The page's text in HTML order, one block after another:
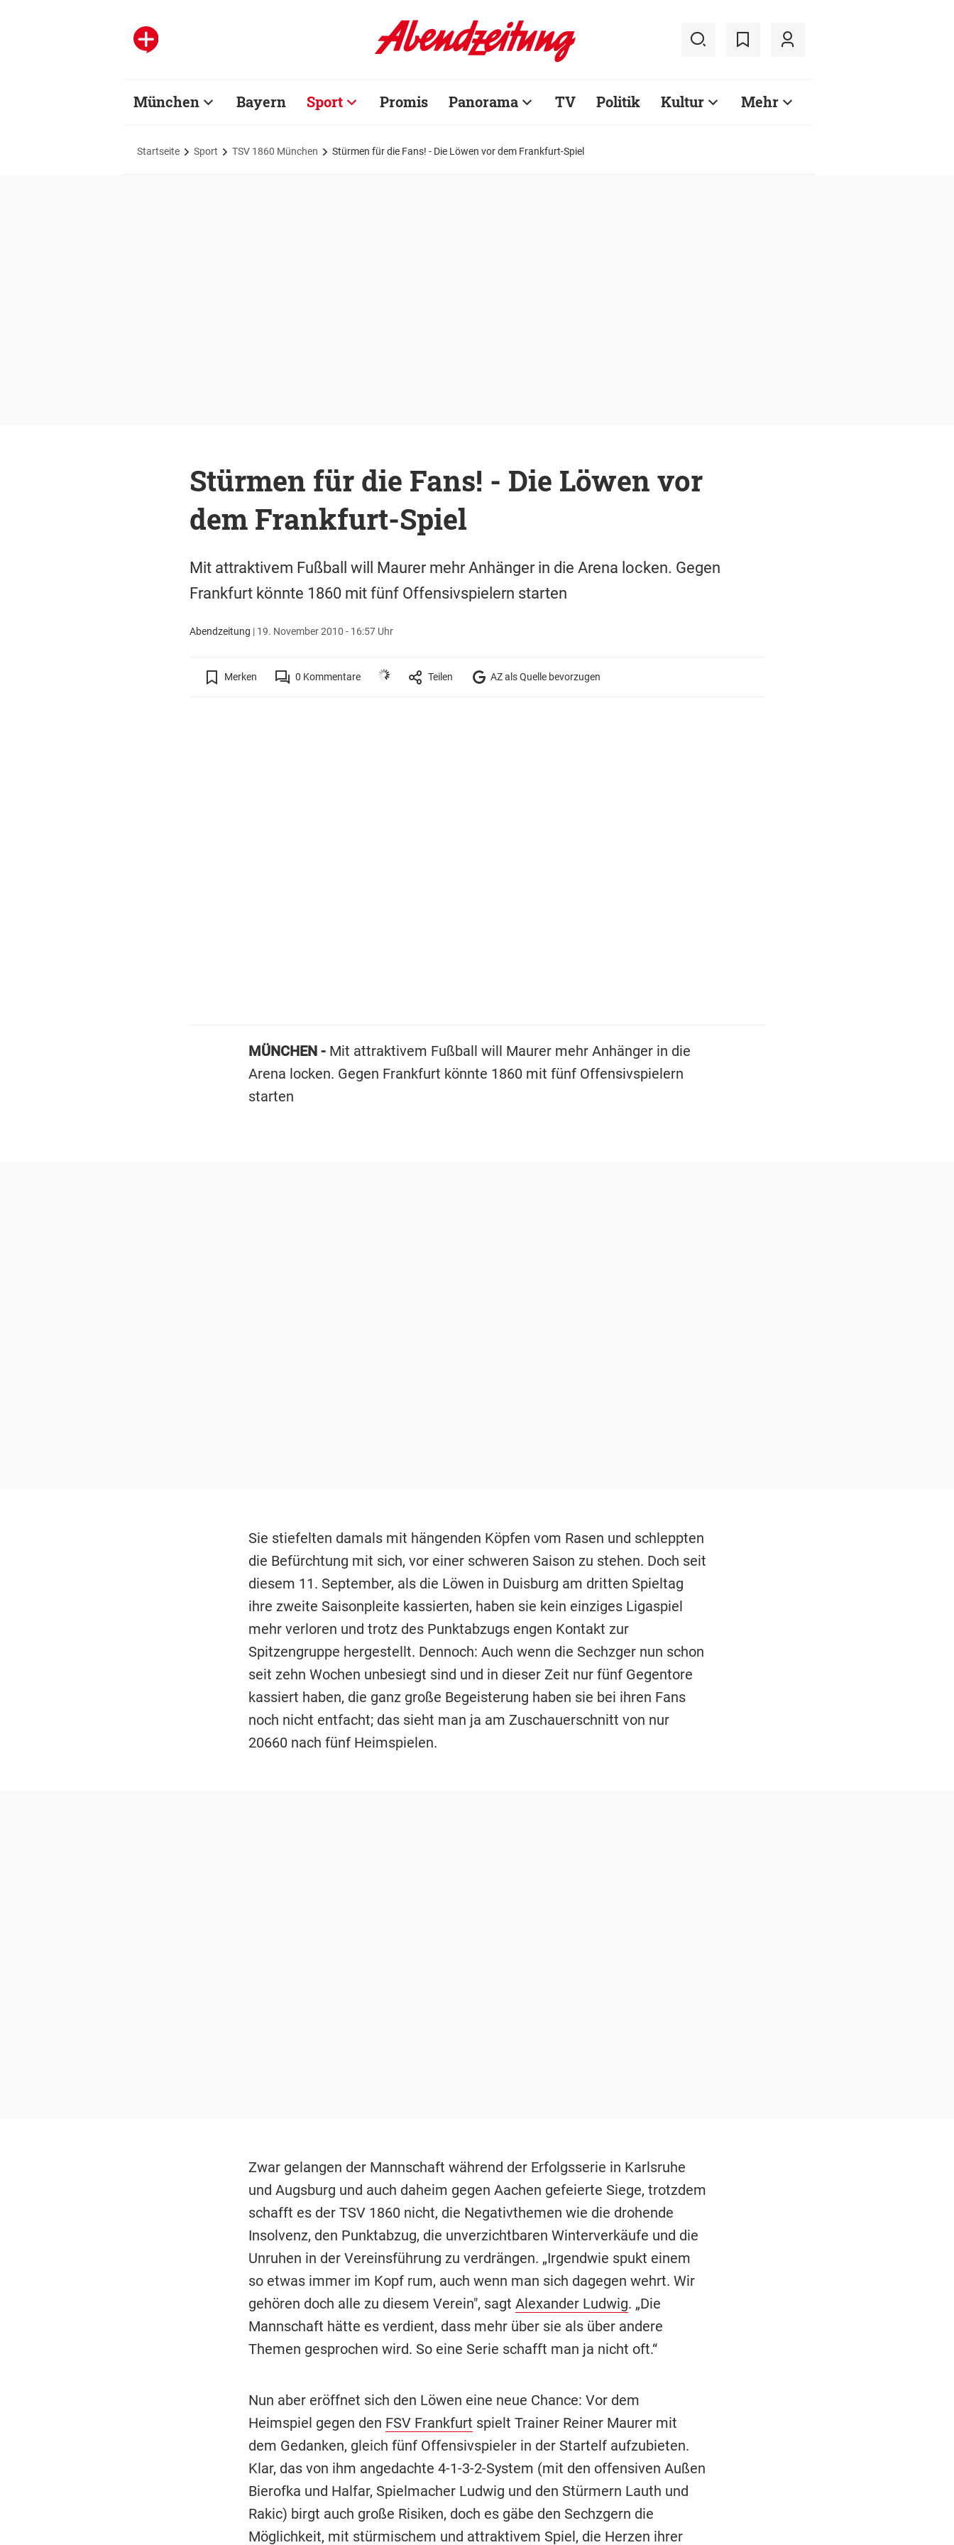
München Bayern Sport Promis Panorama TV Politik Kultur Mehr
Startseite Sport TSV 1860 München Stürmen für die Fans! - Die Löwen vor dem Frankfurt-Spiel
Stürmen für die Fans! - Die Löwen vor
dem Frankfurt-Spiel
Mit attraktivem Fußball will Maurer mehr Anhänger in die Arena locken. Gegen
Frankfurt könnte 1860 mit fünf Offensivspielern starten
Abendzeitung | 19. November 2010 - 16:57 Uhr
Merken 0 Kommentare Teilen AZ als Quelle bevorzugen
MÜNCHEN - Mit attraktivem Fußball will Maurer mehr Anhänger in die
Arena locken. Gegen Frankfurt könnte 1860 mit fünf Offensivspielern
starten
Sie stiefelten damals mit hängenden Köpfen vom Rasen und schleppten
die Befürchtung mit sich, vor einer schweren Saison zu stehen. Doch seit
diesem 11. September, als die Löwen in Duisburg am dritten Spieltag
ihre zweite Saisonpleite kassierten, haben sie kein einziges Ligaspiel
mehr verloren und trotz des Punktabzugs engen Kontakt zur
Spitzengruppe hergestellt. Dennoch: Auch wenn die Sechzger nun schon
seit zehn Wochen unbesiegt sind und in dieser Zeit nur fünf Gegentore
kassiert haben, die ganz große Begeisterung haben sie bei ihren Fans
noch nicht entfacht; das sieht man ja am Zuschauerschnitt von nur
20660 nach fünf Heimspielen.
Zwar gelangen der Mannschaft während der Erfolgsserie in Karlsruhe
und Augsburg und auch daheim gegen Aachen gefeierte Siege, trotzdem
schafft es der TSV 1860 nicht, die Negativthemen wie die drohende
Insolvenz, den Punktabzug, die unverzichtbaren Winterverkäufe und die
Unruhen in der Vereinsführung zu verdrängen. „Irgendwie spukt einem
so etwas immer im Kopf rum, auch wenn man sich dagegen wehrt. Wir
gehören doch alle zu diesem Verein", sagt Alexander Ludwig. „Die
Mannschaft hätte es verdient, dass mehr über sie als über andere
Themen gesprochen wird. So eine Serie schafft man ja nicht oft.“
Nun aber eröffnet sich den Löwen eine neue Chance: Vor dem
Heimspiel gegen den FSV Frankfurt spielt Trainer Reiner Maurer mit
dem Gedanken, gleich fünf Offensivspieler in der Startelf aufzubieten.
Klar, das von ihm angedachte 4-1-3-2-System (mit den offensiven Außen
Bierofka und Halfar, Spielmacher Ludwig und den Stürmern Lauth und
Rakic) birgt auch große Risiken, doch es gäbe den Sechzgern die
Möglichkeit, mit stürmischem und attraktivem Spiel, die Herzen ihrer